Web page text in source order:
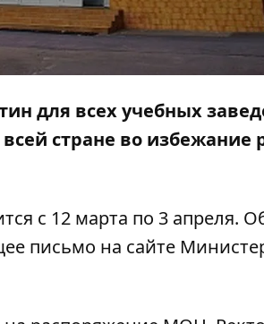
для всех учебных
стране во избежание
с 12 марта по 3 апреля.
письмо на сайте